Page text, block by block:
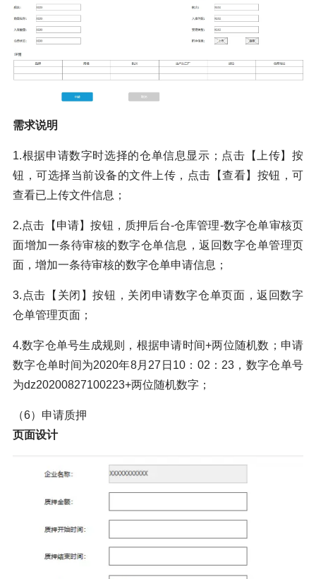
需求说明
1.根据申请数字时选择的仓单信息显示；点击【上传】按
钮，可选择当前设备的文件上传，点击【查看】按钮，可
查看已上传文件信息；
2.点击【申请】按钮，质押后台-仓库管理-数字仓单审核页
面增加一条待审核的数字仓单信息，返回数字仓单管理页
面，增加一条待审核的数字仓单申请信息；
3.点击【关闭】按钮，关闭申请数字仓单页面，返回数字
仓单管理页面；
4.数字仓单号生成规则，根据申请时间+两位随机数；申请
数字仓单时间为2020年8月27日10：02：23，数字仓单号
为dz20200827100223+两位随机数字；
（6）申请质押
页面设计